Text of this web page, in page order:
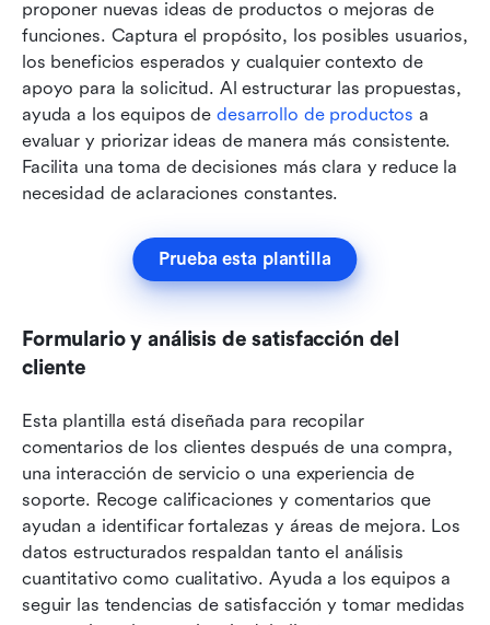
proponer nuevas ideas de productos o mejoras de
funciones. Captura el propósito, los posibles usuarios,
los beneficios esperados y cualquier contexto de
apoyo para la solicitud. Al estructurar las propuestas,
ayuda a los equipos de desarrollo de productos a
evaluar y priorizar ideas de manera más consistente.
Facilita una toma de decisiones más clara y reduce la
necesidad de aclaraciones constantes.
Prueba esta plantilla
Formulario y análisis de satisfacción del
cliente
Esta plantilla está diseñada para recopilar
comentarios de los clientes después de una compra,
una interacción de servicio o una experiencia de
soporte. Recoge calificaciones y comentarios que
ayudan a identificar fortalezas y áreas de mejora. Los
datos estructurados respaldan tanto el análisis
cuantitativo como cualitativo. Ayuda a los equipos a
seguir las tendencias de satisfacción y tomar medidas